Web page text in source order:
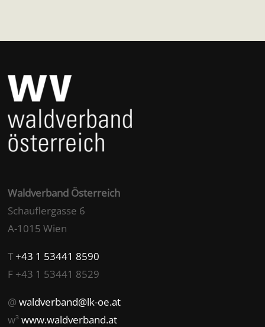
Waldverband Österreich
Schauflergasse 6
A-1015 Wien
T+43 1 53441 8590
F +43 1 53441 8529
@waldverband@lk-oe.at
w³www.waldverband.at